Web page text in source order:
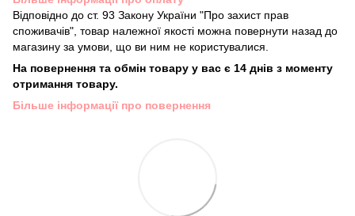
Відповідно до ст. 93 Закону України "Про захист прав
споживачів", товар належної якості можна повернути назад до
магазину за умови, що ви ним не користувалися.
На повернення та обмін товару у вас є 14 днів з моменту
отримання товару.
Більше інформації про повернення